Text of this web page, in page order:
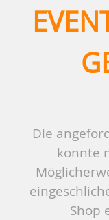
Die
konnte
Shop